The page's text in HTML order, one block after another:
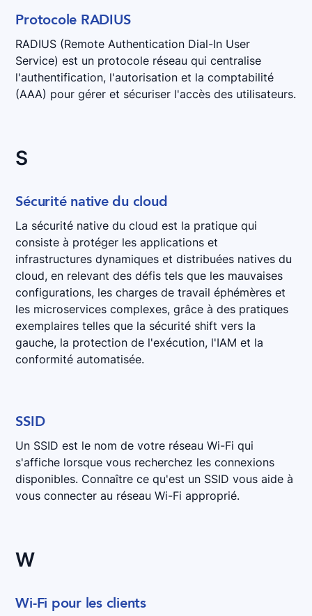
Protocole RADIUS
RADIUS (Remote Authentication Dial-In User
Service) est un protocole réseau qui centralise
l'authentification, l'autorisation et la comptabilité
(AAA) pour gérer et sécuriser l'accès des utilisateurs.
S
Sécurité native du cloud
La sécurité native du cloud est la pratique qui
consiste à protéger les applications et
infrastructures dynamiques et distribuées natives du
cloud, en relevant des défis tels que les mauvaises
configurations, les charges de travail éphémères et
les microservices complexes, grâce à des pratiques
exemplaires telles que la sécurité shift vers la
gauche, la protection de l'exécution, l'IAM et la
conformité automatisée.
SSID
Un SSID est le nom de votre réseau Wi-Fi qui
s'affiche lorsque vous recherchez les connexions
disponibles. Connaître ce qu'est un SSID vous aide à
vous connecter au réseau Wi-Fi approprié.
W
Wi-Fi pour les clients